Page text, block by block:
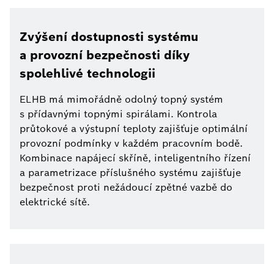
Zvýšení dostupnosti systému
a provozní bezpečnosti díky
spolehlivé technologii
ELHB má mimořádně odolný topný systém
s přídavnými topnými spirálami. Kontrola
průtokové a výstupní teploty zajišťuje optimální
provozní podmínky v každém pracovním bodě.
Kombinace napájecí skříně, inteligentního řízení
a parametrizace příslušného systému zajišťuje
bezpečnost proti nežádoucí zpětné vazbě do
elektrické sítě.